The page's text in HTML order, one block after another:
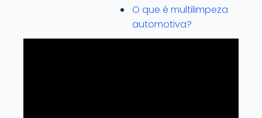
O que é multilimpeza
automotiva?